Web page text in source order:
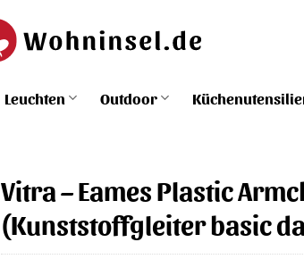
Leuchten Outdoor
Vitra – Eames Plastic
(Kunststoffgleiter basic